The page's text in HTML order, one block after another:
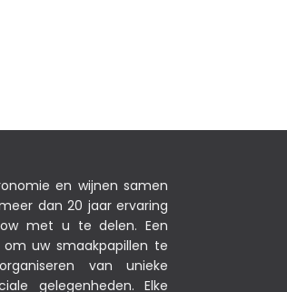
en wijnen samen
dan 20 jaar ervaring
met u te delen. Een
uw smaakpapillen te
van unieke
gelegenheden. Elke